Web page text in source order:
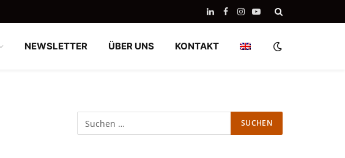
LinkedIn
Facebook
Instagram
YouTube
NEWSLETTER ÜBER UNS KONTAKT